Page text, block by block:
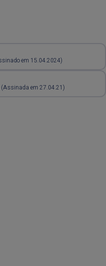
em 15.04.2024)
(Assinada em 27.04.21)